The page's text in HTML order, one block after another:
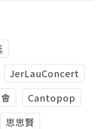
JerLauConcert
Cantopop
思思賢